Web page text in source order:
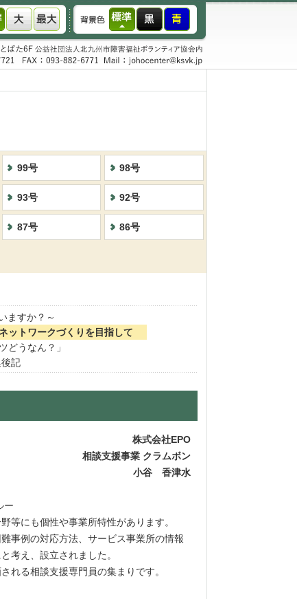
99号 98号
93号 92号
87号 86号
ますか？～
ットワークづくりを目指して
どうなん？」
記
株式会社EPO
相談支援事業 クラムボン
小谷 香津水
ー
等にも個性や事業所特性があります。
事例の対応方法、サービス事業所の情報
考え、設立されました。
れる相談支援専門員の集まりです。